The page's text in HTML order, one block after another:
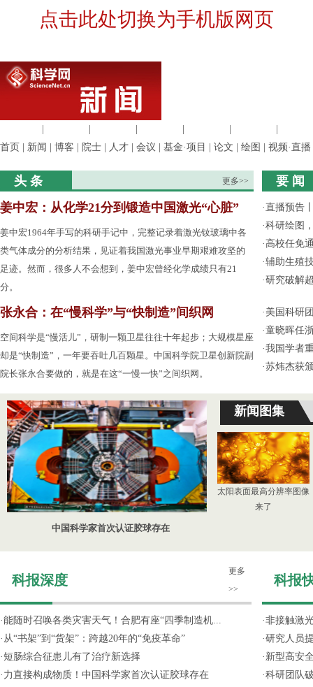
点击此处切换为手机版网页
首页
新闻 博客 院士 人才 会议 基金·项目 论文 绘图 视频·直播
头 条 更多>>
姜中宏：从化学21分到锻造中国激光“心脏”
姜中宏1964年手写的科研手记中，完整记录着激光钕玻璃中各
类气体成分的分析结果，见证着我国激光事业早期艰难攻坚的
足迹。然而，很多人不会想到，姜中宏曾经化学成绩只有21
分。
张永合：在“慢科学”与“快制造”间织网
空间科学是“慢活儿”，研制一颗卫星往往十年起步；大规模星座
却是“快制造”，一年要吞吐几百颗星。中国科学院卫星创新院副
院长张永合要做的，就是在这“一慢一快”之间织网。
要 闻
·直播预告
·科研绘图
· 高校任免
·辅助生殖
·研究破解
· 美国科研
·童晓晖任
·我国学者
·苏炜杰获
中国科学家首次认证胶球存在
新闻图集
太阳表面最高分辨率图像
来了
科报深度
更多
>>
·能随时召唤各类灾害天气！合肥有座“四季制造机...
· 从“书架”到“货架”：跨越20年的“免疫革命”
· 短肠综合征患儿有了治疗新选择
· 力直接构成物质！中国科学家首次认证胶球存在
科报
·非接触激
·研究人员
· 新型高安
·科研团队